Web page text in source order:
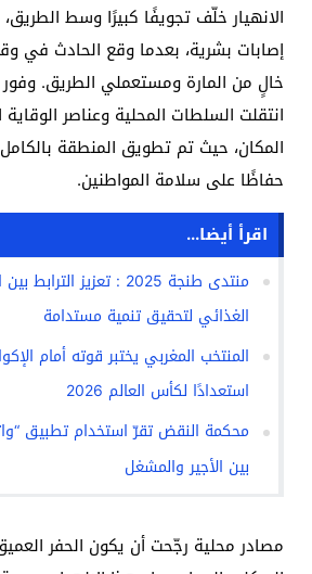
الانهيار خلّف تجويفًا كبيرًا وسط
إصابات بشرية، بعدما وقع الحادث في
خالٍ من المارة ومستعملي الطريق. وفور
انتقلت السلطات المحلية وعناصر
المكان، حيث تم تطويق المنطقة
حفاظًا على سلامة المواطنين.
اقرأ أيضا...
منتدى طنجة 2025 : تعزيز
الغذائي لتحقيق تنمية مستدامة
المنتخب المغربي يختبر قوته أمام
استعدادًا لكأس العالم 2026
محكمة النقض تقرّ استخدام تطبيق
بين الأجير والمشغل
مصادر محلية رجّحت أن يكون الحفر